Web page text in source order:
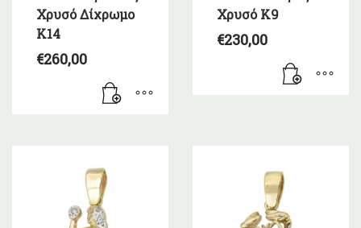
Χρυσό Δίχρωμο
Κ14
€260,00
Χρυσό Κ9
€230,00